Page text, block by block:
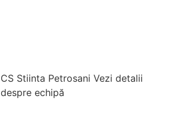
CS Stiinta Petrosani Vezi detalii
despre echipă